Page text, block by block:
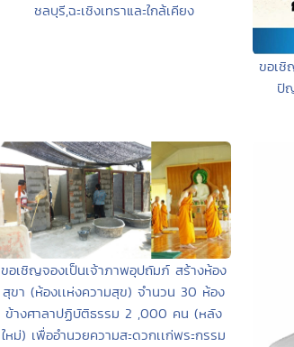
ชลบุรี,ฉะเชิงเทราและใกล้เคียง
ขอเชิ
ปั
ขอเชิญจองเป็นเจ้าภาพอุปถัมภ์ สร้างห้อง
สุขา (ห้องเเห่งความสุข) จำนวน 30 ห้อง
ข้างศาลาปฏิบัติธรรม 2 ,000 คน (หลัง
ใหม่) เพื่ออำนวยความสะดวกเเก่พระกรรม